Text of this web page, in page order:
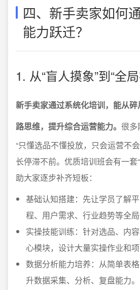
四、新手卖家如何
能力跃迁？
1. 从“盲人摸象”到“全
新手卖家通过系统化培训，能从
路思维，提升综合运营能力。 很多
“只懂选品不懂投放，只会运营不
长停滞不前。优质培训班会有一套
助大家逐步补齐短板：
基础认知搭建：先让学员了解
程、用户需求、行业趋势等全局
实操技能训练：针对选品、内
心模块，设计大量实操作业和项
数据分析能力培养：从简单表
升数据采集、分析、复盘能力。